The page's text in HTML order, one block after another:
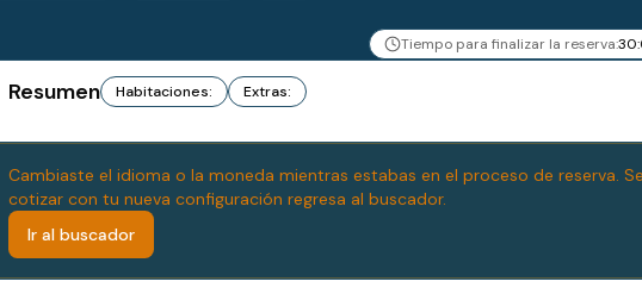
Tiempo para finalizar la reserva:30:
Resumen Habitaciones: Extras:
Cambiaste el idioma o la moneda mientras estabas en el proceso de reserva.
cotizar con tu nueva configuración regresa al buscador.
Ir al buscador